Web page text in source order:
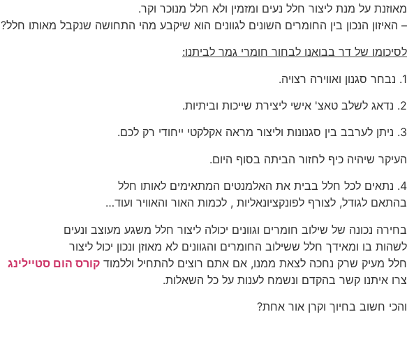
מאוזנת על מנת ליצור חלל נעים ומזמין ולא חלל מנוכר וקר.
– האיזון הנכון בין החומרים השונים לגוונים הוא שיקבע מהי התחושה שנקבל מאותו חלל?
לסיכומו של דר בבואנו לבחור חומרי גמר לביתנו:
1. נבחר סגנון ואווירה רצויה.
2. נדאג לשלב טאצ' אישי ליצירת שייכות וביתיות.
3. ניתן לערבב בין סגנונות וליצור מראה אקלקטי ייחודי רק לכם.
העיקר שיהיה כיף לחזור הביתה בסוף היום.
4. נתאים לכל חלל בבית את האלמנטים המתאימים לאותו חלל
בהתאם לגודל, לצורף לפונקציונאליות , לכמות האור והאוויר ועוד…
בחירה נכונה של שילוב חומרים וגוונים יכולה ליצור חלל משגע מעוצב ונעים
לשהות בו ומאידך חלל ששילוב החומרים והגוונים לא מאוזן ונכון יכול ליצור
חלל מעיק שרק נחכה לצאת ממנו, אם אתם רוצים להתחיל וללמוד קורס הום סטיילינג
צרו איתנו קשר בהקדם ונשמח לענות על כל השאלות.
והכי חשוב בחיוך וקרן אור אחת?